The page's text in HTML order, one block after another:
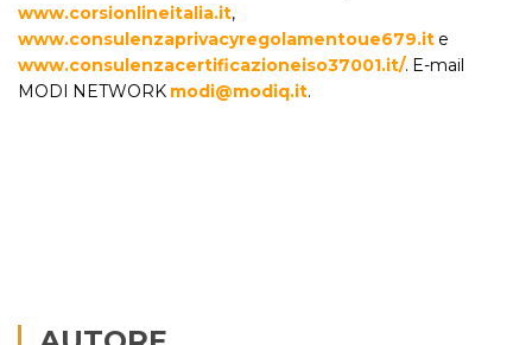
www.corsionlineitalia.it,
www.consulenzaprivacyregolamentoue679.it e
www.consulenzacertificazioneiso37001.it/. E-mail
MODI NETWORK modi@modiq.it.